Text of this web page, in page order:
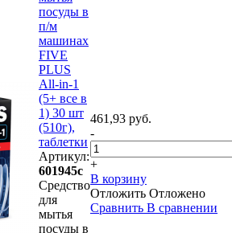
посуды в
п/м
машинах
FIVE
PLUS
All-in-1
(5+ все в
1) 30 шт
(510г),
таблетки
Артикул:
601945с
Средство
для
мытья
посуды в
461,93 руб.
-
+
В корзину
Отложить Отложено
Сравнить В сравнении